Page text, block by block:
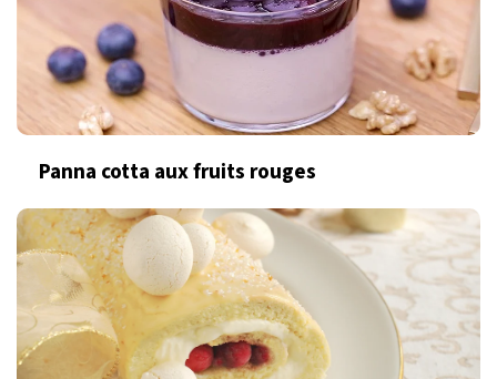
Panna cotta aux fruits rouges